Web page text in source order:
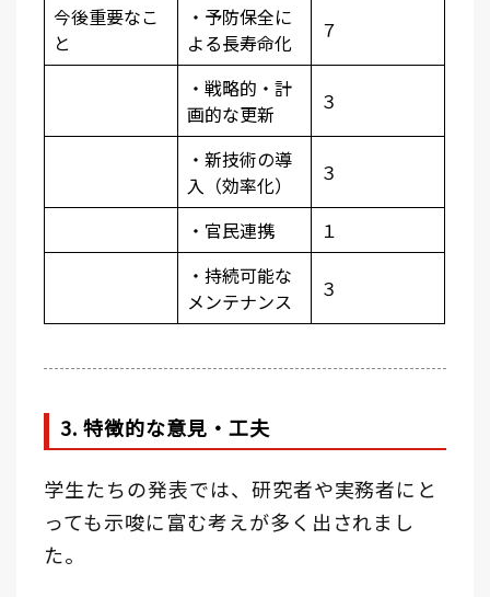
今後重要なこ
と
・予防保全に
よる長寿命化
７
・戦略的・計
画的な更新
３
・新技術の導
入（効率化）
３
・官民連携
１
・持続可能な
メンテナンス
３
3. 特徴的な意見・工夫
学生たちの発表では、研究者や実務者にと
っても示唆に富む考えが多く出されまし
た。